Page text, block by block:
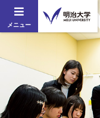
メニュー